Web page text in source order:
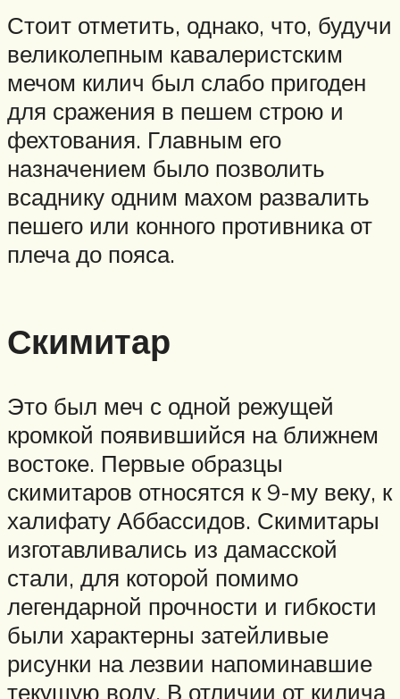
Стоит отметить, однако, что, будучи
великолепным кавалеристским
мечом килич был слабо пригоден
для сражения в пешем строю и
фехтования. Главным его
назначением было позволить
всаднику одним махом развалить
пешего или конного противника от
плеча до пояса.
Скимитар
Это был меч с одной режущей
кромкой появившийся на ближнем
востоке. Первые образцы
скимитаров относятся к 9-му веку, к
халифату Аббассидов. Скимитары
изготавливались из дамасской
стали, для которой помимо
легендарной прочности и гибкости
были характерны затейливые
рисунки на лезвии напоминавшие
текущую воду. В отличии от килича